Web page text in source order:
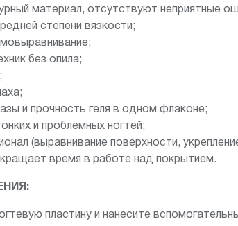
материал, отсутствуют неприятные
степени вязкости;
без опила;
и прочность геля в одном флаконе;
и проблемных ногтей;
(выравнивание поверхности,
время в работе над покрытием.
пластину и нанесите